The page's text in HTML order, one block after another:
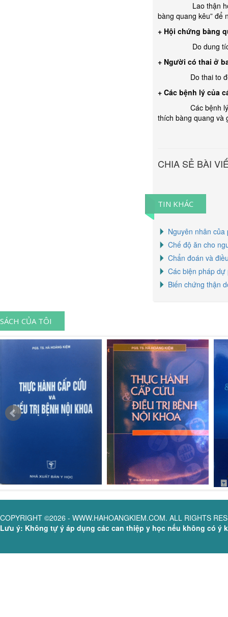
Lao thận hoặc
bàng quang kêu” để
+ Hội chứng bàng
Do dung tích
+ Người có thai ở
Do thai to đè vào
+ Các bệnh lý của
Các bệnh lý của
thích bàng quang và
CHIA SẺ BÀI
TIN KHÁC
Nguyên nhân của
Chế độ ăn cho
Chẩn đoán và
Các biện pháp
Biến chứng thận
SÁCH CỦA TÔI
COPYRIGHT ©2026 - WWW.HAHOANGKIEM.COM. ALL RIGHTS
Lưu ý: Không tự ý áp dụng các can thiệp y học nếu không có ý